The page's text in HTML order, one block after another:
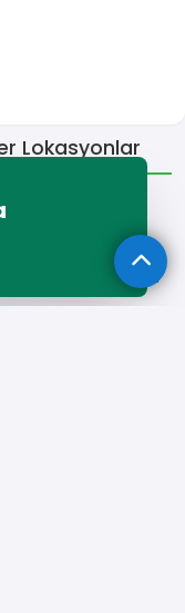
Lokasyonlar
Derik